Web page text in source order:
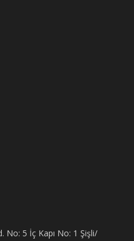
No: 5 İç Kapı No: 1 Şişli/